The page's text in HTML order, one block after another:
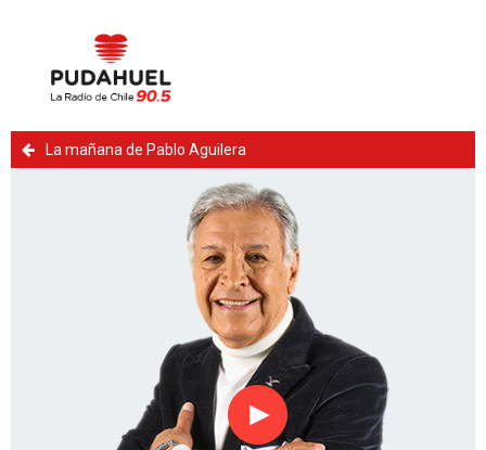
La mañana de Pablo Aguilera
Reproducir